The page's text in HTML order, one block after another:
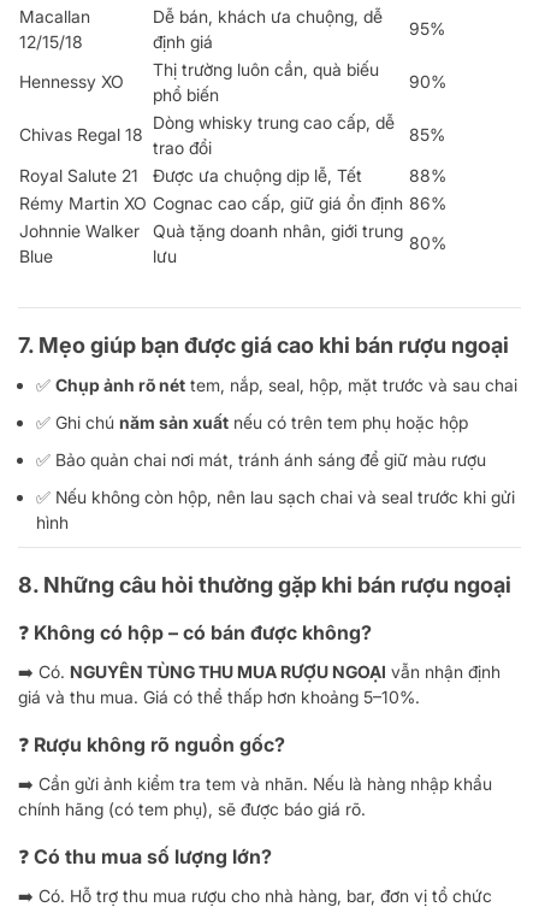
Macallan
12/15/18
Dễ bán, khách ưa chuộng, dễ
định giá
95%
Hennessy XO
Thị trường luôn cần, quà biếu
phổ biến
90%
Chivas Regal 18
Dòng whisky trung cao cấp, dễ
trao đổi
85%
Royal Salute 21
Được ưa chuộng dịp lễ, Tết
88%
Rémy Martin XO Cognac cao cấp, giữ giá ổn định 86%
Johnnie Walker
Blue
Quà tặng doanh nhân, giới trung
lưu
80%
7. Mẹo giúp bạn được giá cao khi bán rượu ngoại
✅ Chụp ảnh rõ nét tem, nắp, seal, hộp, mặt trước và sau chai
✅ Ghi chú năm sản xuất nếu có trên tem phụ hoặc hộp
✅ Bảo quản chai nơi mát, tránh ánh sáng để giữ màu rượu
✅ Nếu không còn hộp, nên lau sạch chai và seal trước khi gửi
hình
8. Những câu hỏi thường gặp khi bán rượu ngoại
❓ Không có hộp – có bán được không?
➡️ Có. NGUYÊN TÙNG THU MUA RƯỢU NGOẠI vẫn nhận định
giá và thu mua. Giá có thể thấp hơn khoảng 5–10%.
❓ Rượu không rõ nguồn gốc?
➡️ Cần gửi ảnh kiểm tra tem và nhãn. Nếu là hàng nhập khẩu
chính hãng (có tem phụ), sẽ được báo giá rõ.
❓ Có thu mua số lượng lớn?
➡️ Có. Hỗ trợ thu mua rượu cho nhà hàng, bar, đơn vị tổ chức